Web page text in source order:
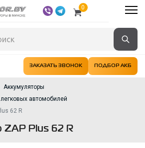
0
ЗАКАЗАТЬ ЗВОНОК ПОДБОР АКБ
Аккумуляторы
автомобилей
62 R
ZAP Plus 62 R